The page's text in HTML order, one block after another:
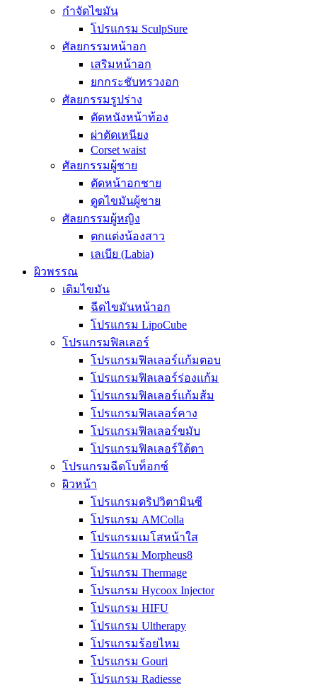
กำจัดไขมัน
โปรแกรม SculpSure
ศัลยกรรมหน้าอก
เสริมหน้าอก
ยกกระชับทรวงอก
ศัลยกรรมรูปร่าง
ตัดหนังหน้าท้อง
ผ่าตัดเหนียง
Corset waist
ศัลยกรรมผู้ชาย
ตัดหน้าอกชาย
ดูดไขมันผู้ชาย
ศัลยกรรมผู้หญิง
ตกแต่งน้องสาว
เลเบีย (Labia)
ผิวพรรณ
เติมไขมัน
ฉีดไขมันหน้าอก
โปรแกรม LipoCube
โปรแกรมฟิลเลอร์
โปรแกรมฟิลเลอร์แก้มตอบ
โปรแกรมฟิลเลอร์ร่องแก้ม
โปรแกรมฟิลเลอร์แก้มส้ม
โปรแกรมฟิลเลอร์คาง
โปรแกรมฟิลเลอร์ขมับ
โปรแกรมฟิลเลอร์ใต้ตา
โปรแกรมฉีดโบท็อกซ์
ผิวหน้า
โปรแกรมดริปวิตามินซี
โปรแกรม AMColla
โปรแกรมเมโสหน้าใส
โปรแกรม Morpheus8
โปรแกรม Thermage
โปรแกรม Hycoox Injector
โปรแกรม HIFU
โปรแกรม Ultherapy
โปรแกรมร้อยไหม
โปรแกรม Gouri
โปรแกรม Radiesse